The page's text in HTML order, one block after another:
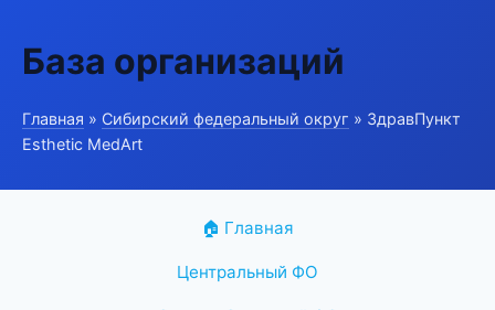
База организаций
Главная » Сибирский федеральный округ » ЗдравПункт
Esthetic MedArt
🏠 Главная
Центральный ФО